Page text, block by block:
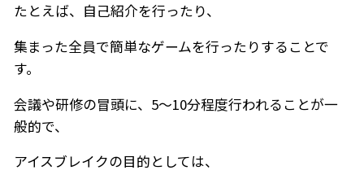
たとえば、自己紹介を行ったり、
集まった全員で簡単なゲームを行ったりすることで
す。
会議や研修の冒頭に、5～10分程度行われることが一
般的で、
アイスブレイクの目的としては、